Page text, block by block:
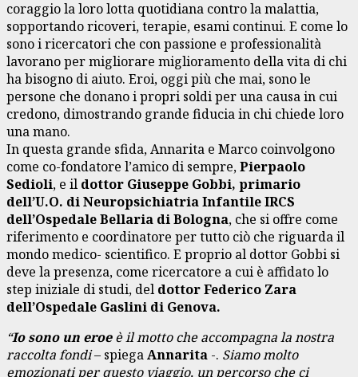
coraggio la loro lotta quotidiana contro la malattia,
sopportando ricoveri, terapie, esami continui. E come lo
sono i ricercatori che con passione e professionalità
lavorano per migliorare miglioramento della vita di chi
ha bisogno di aiuto. Eroi, oggi più che mai, sono le
persone che donano i propri soldi per una causa in cui
credono, dimostrando grande fiducia in chi chiede loro
una mano.
In questa grande sfida, Annarita e Marco coinvolgono
come co-fondatore l’amico di sempre,Pierpaolo
Sedioli, e il dottor Giuseppe Gobbi, primario
dell’U.O. di Neuropsichiatria Infantile IRCS
dell’Ospedale Bellaria di Bologna, che si offre come
riferimento e coordinatore per tutto ciò che riguarda il
mondo medico- scientifico. E proprio al dottor Gobbi si
deve la presenza, come ricercatore a cui è affidato lo
step iniziale di studi, del dottor Federico Zara
dell’Ospedale Gaslini di Genova.
“Io sono un eroeè il motto che accompagna la nostra
raccolta fondi– spiegaAnnarita -. Siamo molto
emozionati per questo viaggio, un percorso che ci